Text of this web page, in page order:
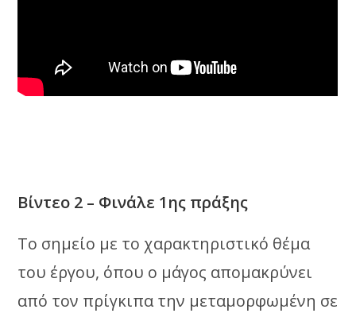
Βίντεο 2 – Φινάλε 1ης πράξης
Το σημείο με το χαρακτηριστικό θέμα
του έργου, όπου ο μάγος απομακρύνει
από τον πρίγκιπα την μεταμορφωμένη σε